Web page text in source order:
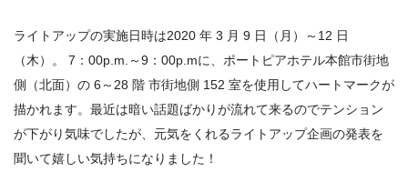
ライトアップの実施日時は2020 年 3 月 9 日（月）～ 12 日
（木）。
7 ： 00p.m. ～9 ： 00p.mに、 ポートピアホテル本館市街地
側（北面）の 6 ～ 28 階 市街地側 152 室を使用してハートマークが
描かれます。最近は暗い話題ばかりが流れて来るのでテンション
が下がり気味でしたが、元気をくれるライトアップ企画の発表を
聞いて嬉しい気持ちになりました！